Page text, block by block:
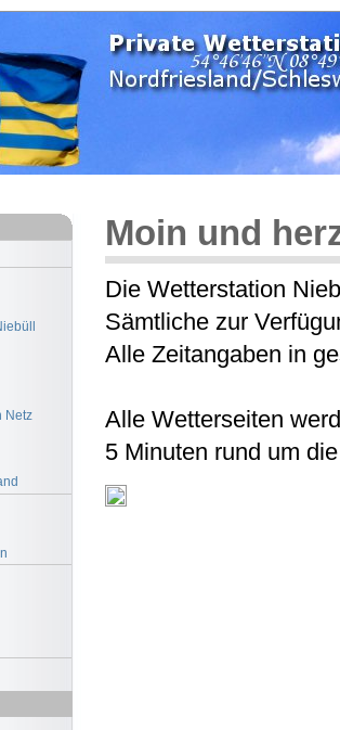
Netz
Moin und
Die Wetterstation
Sämtliche zur
Alle Zeitangaben in
Alle Wetterseiten
5 Minuten rund um